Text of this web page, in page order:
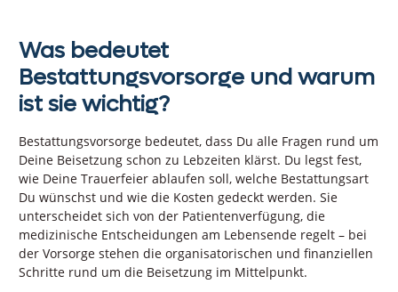
Was bedeutet
Bestattungsvorsorge und warum
ist sie wichtig?
Bestattungsvorsorge bedeutet, dass Du alle Fragen rund um
Deine Beisetzung schon zu Lebzeiten klärst. Du legst fest,
wie Deine Trauerfeier ablaufen soll, welche Bestattungsart
Du wünschst und wie die Kosten gedeckt werden. Sie
unterscheidet sich von der Patientenverfügung, die
medizinische Entscheidungen am Lebensende regelt – bei
der Vorsorge stehen die organisatorischen und finanziellen
Schritte rund um die Beisetzung im Mittelpunkt.